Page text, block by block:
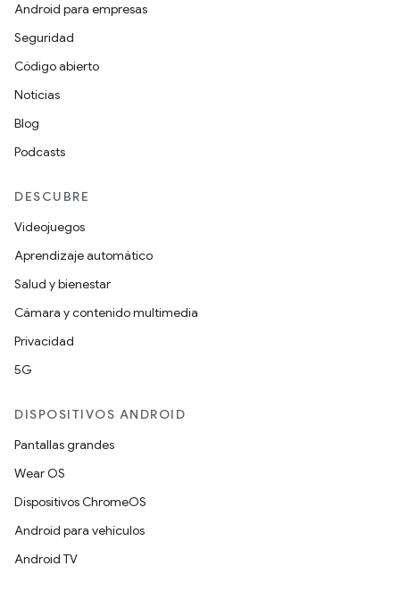
Android para empresas
Seguridad
Código abierto
Noticias
Blog
Podcasts
DESCUBRE
Videojuegos
Aprendizaje automático
Salud y bienestar
Cámara y contenido multimedia
Privacidad
5G
DISPOSITIVOS ANDROID
Pantallas grandes
Wear OS
Dispositivos ChromeOS
Android para vehículos
Android TV